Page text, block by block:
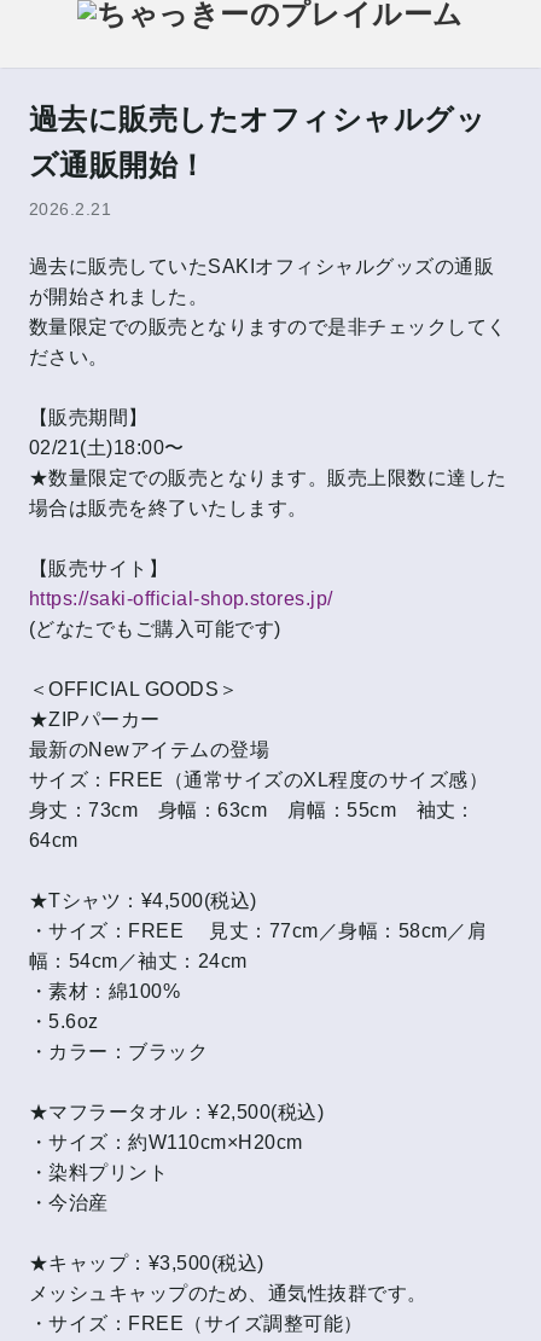
過去に販売したオフィシャルグッ
ズ通販開始！
2026.2.21
過去に販売していたSAKIオフィシャルグッズの通販
が開始されました。
数量限定での販売となりますので是非チェックしてく
ださい。
【販売期間】
02/21(土)18:00〜
★数量限定での販売となります。販売上限数に達した
場合は販売を終了いたします。
【販売サイト】
https://saki-official-shop.stores.jp/
(どなたでもご購入可能です)
＜OFFICIAL GOODS＞
★ZIPパーカー
最新のNewアイテムの登場
サイズ：FREE（通常サイズのXL程度のサイズ感）
身丈：73cm 身幅：63cm 肩幅：55cm 袖丈：
64cm
★Tシャツ：¥4,500(税込)
・サイズ：FREE 見丈：77cm／身幅：58cm／肩
幅：54cm／袖丈：24cm
・素材：綿100%
・5.6oz
・カラー：ブラック
★マフラータオル：¥2,500(税込)
・サイズ：約W110cm×H20cm
・染料プリント
・今治産
★キャップ：¥3,500(税込)
メッシュキャップのため、通気性抜群です。
・サイズ：FREE（サイズ調整可能）